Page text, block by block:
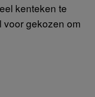
kenteken te
voor gekozen om